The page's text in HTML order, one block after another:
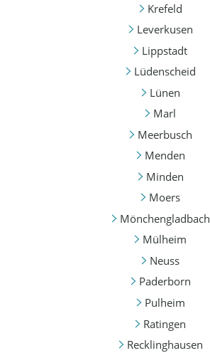
Krefeld
Leverkusen
Lippstadt
Lüdenscheid
Lünen
Marl
Meerbusch
Menden
Minden
Moers
Mönchengladbach
Mülheim
Neuss
Paderborn
Pulheim
Ratingen
Recklinghausen